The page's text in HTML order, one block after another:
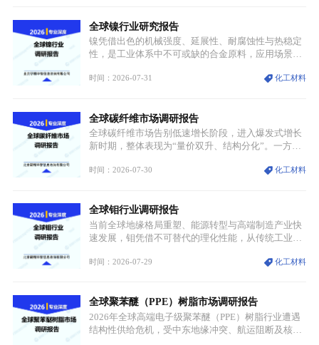
特点，在消费、创业、政策、技术多重驱动下，依旧
具备强劲的发展活力。
全球镍行业研究报告
镍凭借出色的机械强度、延展性、耐腐蚀性与热稳定
性，是工业体系中不可或缺的合金原料，应用场景横
用价值难以被替代。依托理化优势，镍被全球主要经
型为新能源核心战略矿产，全球产业形成“印尼掌控
资源与产能、中国主导消费与技术、工艺向低碳湿法
迭代、再生镍加速补位”的全新格局。
时间：2026-07-31 化工材料
全球碳纤维市场调研报告
全球碳纤维市场告别低速增长阶段，进入爆发式增长
新时期，整体表现为“量价双升、结构分化”。一方面
持续扩张；另一方面产品、需求、应用场景呈现明显
体规模扩张，高附加值领域与规模化工业应用形成两
大独立增长体系。
时间：2026-07-30 化工材料
全球钼行业调研报告
当前全球地缘格局重塑、能源转型与高端制造产业快
速发展，钼凭借不可替代的理化性能，从传统工业金
需格局重构、价值体系重估的新阶段。钼是典型难熔
贯穿传统工业、高端制造、军工、新能源等多个核心
产业，成为现代工业体系中不可或缺的基础材料。
时间：2026-07-29 化工材料
全球聚苯醚（PPE）树脂市场调研报告
2026年全球高端电子级聚苯醚（PPE）树脂行业遭遇
结构性供给危机，受中东地缘冲突、航运阻断及核心